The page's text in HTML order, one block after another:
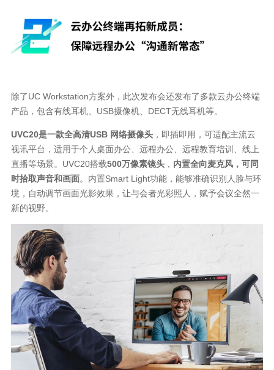
除了UC Workstation方案外，此次发布会还发布了多款云办公终端
产品，包含有线耳机、USB摄像机、DECT无线耳机等。
UVC20是一款全高清USB 网络摄像头 ，即插即用，可适配主流云
视讯平台，适用于个人桌面办公、远程办公、远程教育培训、线上
直播等场景。UVC20搭载500万像素镜头 ， 内置全向麦克风，可同
时拾取声音和画面。内置Smart Light功能，能够准确识别人脸与环
境，自动调节画面光影效果，让与会者光彩照人，赋予会议全然一
新的视野。